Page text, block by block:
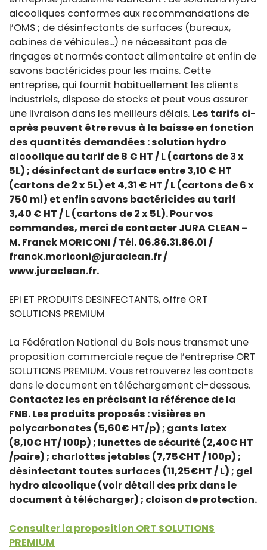
alcooliques conformes aux recommandations de
l’OMS ; de désinfectants de surfaces (bureaux,
cabines de véhicules...) ne nécessitant pas de
rinçages et normés contact alimentaire et enfin de
savons bactéricides pour les mains. Cette
entreprise, qui fournit habituellement les clients
industriels, dispose de stocks et peut vous assurer
une livraison dans les meilleurs délais. Les tarifs ci-
après peuvent être revus à la baisse en fonction
des quantités demandées : solution hydro
alcoolique au tarif de 8 € HT / L (cartons de 3 x
5L) ; désinfectant de surface entre 3,10 € HT
(cartons de 2 x 5L) et 4,31 € HT / L (cartons de 6 x
750 ml) et enfin savons bactéricides au tarif
3,40 € HT / L (cartons de 2 x 5L). Pour vos
commandes, merci de contacter JURA CLEAN –
M. Franck MORICONI / Tél. 06.86.31.86.01 /
franck.moriconi@juraclean.fr /
www.juraclean.fr.
EPI ET PRODUITS DESINFECTANTS, offre ORT
SOLUTIONS PREMIUM
La Fédération National du Bois nous transmet une
proposition commerciale reçue de l’entreprise ORT
SOLUTIONS PREMIUM. Vous retrouverez les contacts
dans le document en téléchargement ci-dessous.
Contactez les en précisant la référence de la
FNB. Les produits proposés : visières en
polycarbonates (5,60€ HT/p) ; gants latex
(8,10€ HT/ 100p) ; lunettes de sécurité (2,40€ HT
/paire) ; charlottes jetables (7,75€HT / 100p) ;
désinfectant toutes surfaces (11,25€HT / L) ; gel
hydro alcoolique (voir détail des prix dans le
document à télécharger) ; cloison de protection.
Consulter la proposition ORT SOLUTIONS
PREMIUM